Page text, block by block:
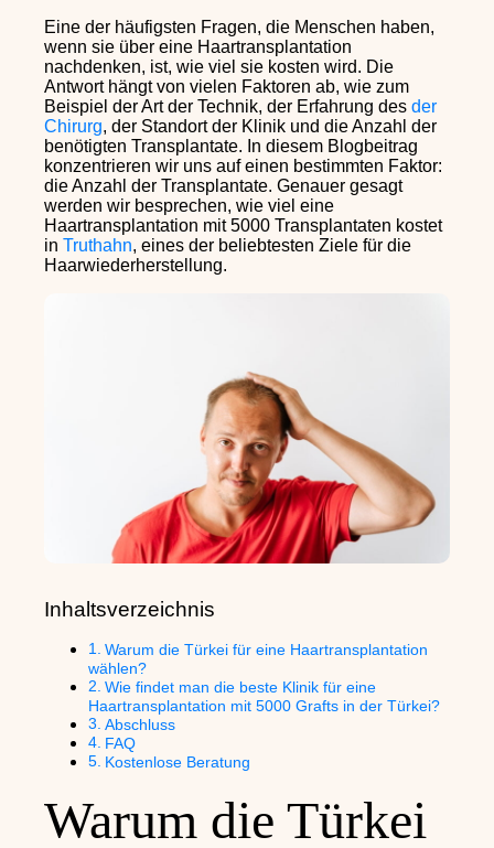
Eine der häufigsten Fragen, die Menschen haben,
wenn sie über eine Haartransplantation
nachdenken, ist, wie viel sie kosten wird. Die
Antwort hängt von vielen Faktoren ab, wie zum
Beispiel der Art der Technik, der Erfahrung des der
Chirurg, der Standort der Klinik und die Anzahl der
benötigten Transplantate. In diesem Blogbeitrag
konzentrieren wir uns auf einen bestimmten Faktor:
die Anzahl der Transplantate. Genauer gesagt
werden wir besprechen, wie viel eine
Haartransplantation mit 5000 Transplantaten kostet
in Truthahn, eines der beliebtesten Ziele für die
Haarwiederherstellung.
Inhaltsverzeichnis
Warum die Türkei für eine Haartransplantation
wählen?
Wie findet man die beste Klinik für eine
Haartransplantation mit 5000 Grafts in der Türkei?
Abschluss
FAQ
Kostenlose Beratung
Warum die Türkei